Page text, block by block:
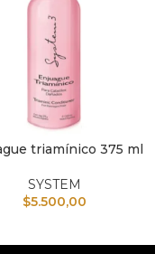
triamínico 375 ml
SYSTEM
$5.500,00